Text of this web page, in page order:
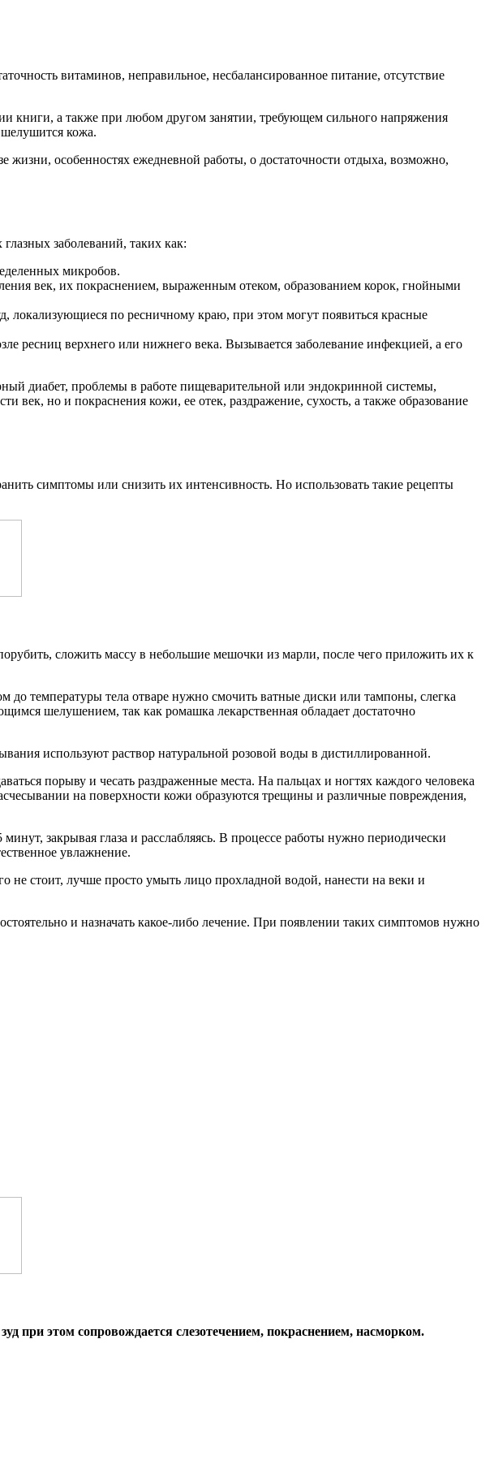
витаминов, неправильное, несбалансированное питание, отсутствие
книги, а также при любом другом занятии, требующем сильного напряжения
шелушится кожа.
жизни, особенностях ежедневной работы, о достаточности отдыха, возможно,
заболеваний, таких как:
микробов.
век, их покраснением, выраженным отеком, образованием корок, гнойными
по ресничному краю, при этом могут появиться красные
ресниц верхнего или нижнего века. Вызывается заболевание инфекцией, а его
диабет, проблемы в работе пищеварительной или эндокринной системы,
век, но и покраснения кожи, ее отек, раздражение, сухость, а также образование
симптомы или снизить их интенсивность. Но использовать такие рецепты
сложить массу в небольшие мешочки из марли, после чего приложить их к
температуры тела отваре нужно смочить ватные диски или тампоны, слегка
шелушением, так как ромашка лекарственная обладает достаточно
используют раствор натуральной розовой воды в дистиллированной.
порыву и чесать раздраженные места. На пальцах и ногтях каждого человека
на поверхности кожи образуются трещины и различные повреждения,
закрывая глаза и расслабляясь. В процессе работы нужно периодически
увлажнение.
не стоит, лучше просто умыть лицо прохладной водой, нанести на веки и
и назначать какое-либо лечение. При появлении таких симптомов нужно
при этом сопровождается слезотечением, покраснением, насморком.